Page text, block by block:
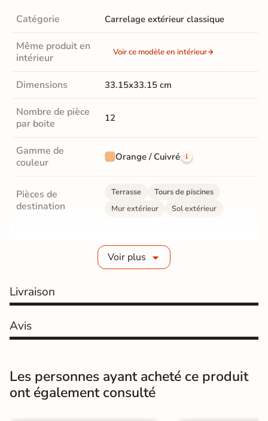
Catégorie Carrelage extérieur classique
Même produit en
intérieur
Voir ce modèle en intérieur
Dimensions 33.15x33.15 cm
Nombre de pièce
par boite
12
Gamme de
couleur
Orange / Cuivré
Pièces de
destination
Terrasse
Tours de piscines
Mur extérieur
Sol extérieur
8 mm
Coefficient
antidérapant
Résistance à
l'usure
Gr4 - Très résistant
Bords Non-rectifié
Voir plus
Livraison
Avis
Les personnes ayant acheté ce produit
ont également consulté